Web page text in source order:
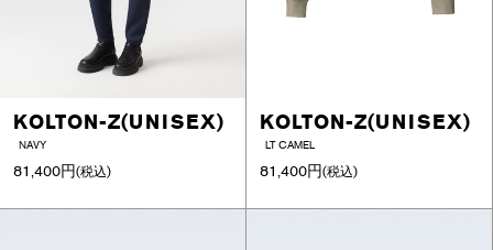
KOLTON-Z(UNISEX)
NAVY
81,400円(税込)
KOLTON-Z(UNISEX)
LT CAMEL
81,400円(税込)